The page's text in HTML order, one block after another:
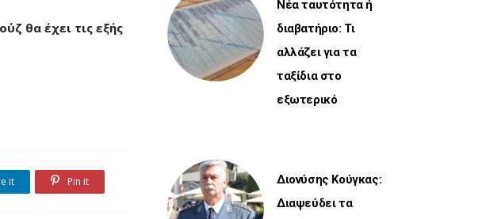
θα έχει τις εξής
it Pin it
Νέα ταυτότητα ή
διαβατήριο: Τι
αλλάζει για τα
ταξίδια στο
εξωτερικό
Διονύσης Κούγκας:
Διαψεύδει τα